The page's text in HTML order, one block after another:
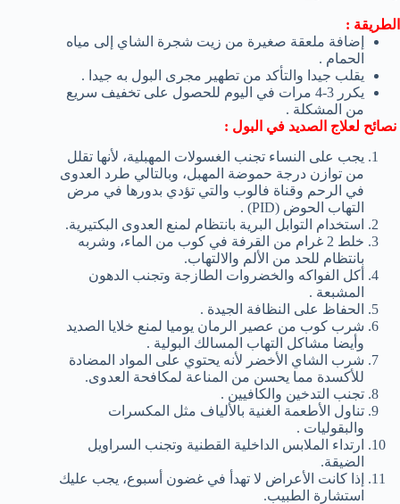
الطريقة :
إضافة ملعقة صغيرة من زيت شجرة الشاي إلى مياه
الحمام .
يقلب جيدا والتأكد من تطهير مجرى البول به جيدا .
يكرر 3-4 مرات في اليوم للحصول على تخفيف سريع
من المشكلة .
نصائح لعلاج الصديد في البول :
يجب على النساء تجنب الغسولات المهبلية، لأنها تقلل
من توازن درجة حموضة المهبل، وبالتالي طرد العدوى
في الرحم وقناة فالوب والتي تؤدي بدورها في مرض
التهاب الحوض (PID) .
استخدام التوابل البرية بانتظام لمنع العدوى البكتيرية.
خلط 2 غرام من القرفة في كوب من الماء، وشربه
بانتظام للحد من الألم والالتهاب.
أكل الفواكه والخضروات الطازجة وتجنب الدهون
المشبعة .
الحفاظ على النظافة الجيدة .
شرب كوب من عصير الرمان يوميا لمنع خلايا الصديد
وأيضا مشاكل التهاب المسالك البولية .
شرب الشاي الأخضر لأنه يحتوي على المواد المضادة
للأكسدة مما يحسن من المناعة لمكافحة العدوى.
تجنب التدخين والكافيين .
تناول الأطعمة الغنية بالألياف مثل المكسرات
والبقوليات .
ارتداء الملابس الداخلية القطنية وتجنب السراويل
الضيقة.
إذا كانت الأعراض لا تهدأ في غضون أسبوع، يجب عليك
استشارة الطبيب.